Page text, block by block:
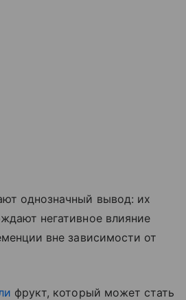
однозначный вывод: их
негативное влияние
вне зависимости от
фрукт, который может стать